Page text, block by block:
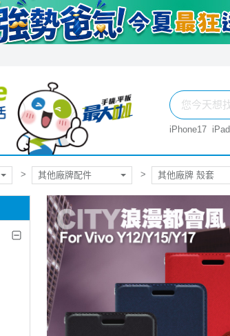
iPhone17 iPad
其他廠牌配件 其他廠牌 殼套